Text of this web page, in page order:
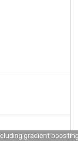
gradient